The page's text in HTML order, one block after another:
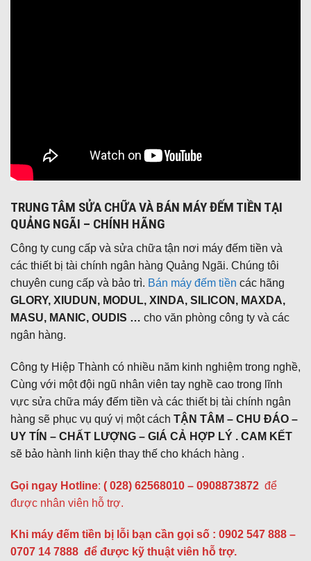
TRUNG TÂM SỬA CHỮA VÀ BÁN MÁY ĐẾM TIỀN TẠI
QUẢNG NGÃI – CHÍNH HÃNG
Công ty cung cấp và sửa chữa tận nơi máy đếm tiền và
các thiết bị tài chính ngân hàng Quảng Ngãi. Chúng tôi
chuyên cung cấp và bảo trì. Bán máy đếm tiền các hãng
GLORY, XIUDUN, MODUL, XINDA, SILICON, MAXDA,
MASU, MANIC, OUDIS … cho văn phòng công ty và các
ngân hàng.
Công ty Hiệp Thành có nhiều năm kinh nghiệm trong nghề,
Cùng với một đội ngũ nhân viên tay nghề cao trong lĩnh
vực sửa chữa máy đếm tiền và các thiết bị tài chính ngân
hàng sẽ phục vụ quý vị một cách TẬN TÂM – CHU ĐÁO –
UY TÍN – CHẤT LƯỢNG – GIÁ CẢ HỢP LÝ . CAM KẾT
sẽ bảo hành linh kiện thay thế cho khách hàng .
Gọi ngay Hotline: ( 028) 62568010 – 0908873872 để
được nhân viên hỗ trợ.
Khi máy đếm tiền bị lỗi bạn cần gọi số : 0902 547 888 –
0707 14 7888 để được kỹ thuật viên hỗ trợ.